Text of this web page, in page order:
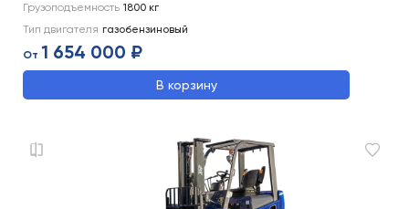
Грузоподъемность 1800 кг
Тип двигателя газобензиновый
От 1 654 000 ₽
В корзину